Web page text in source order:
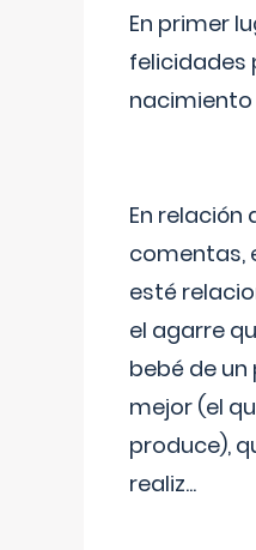
En primer
felicidades
nacimiento
En relación
comentas,
esté
el agarre
bebé de un
mejor (el
produce),
realiz...